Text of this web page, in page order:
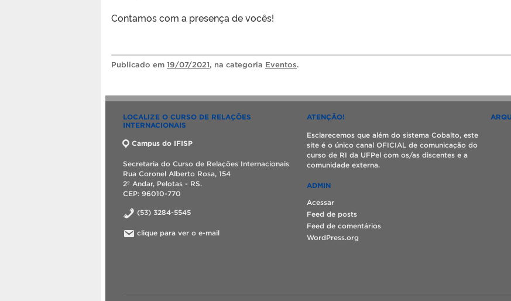
Contamos com a presença de vocês!
Publicado em 19/07/2021, na categoria Eventos.
LOCALIZE O CURSO DE RELAÇÕES
INTERNACIONAIS
Campus do IFISP
Secretaria do Curso de Relações Internacionais
Rua Coronel Alberto Rosa, 154
2º Andar, Pelotas - RS.
CEP: 96010-770
(53) 3284-5545
clique para ver o e-mail
ATENÇÃO!
Esclarecemos que além do sistema Cobalto, este
site é o único canal OFICIAL de comunicação do
curso de RI da UFPel com os/as discentes e a
comunidade externa.
ADMIN
Acessar
Feed de posts
Feed de comentários
WordPress.org